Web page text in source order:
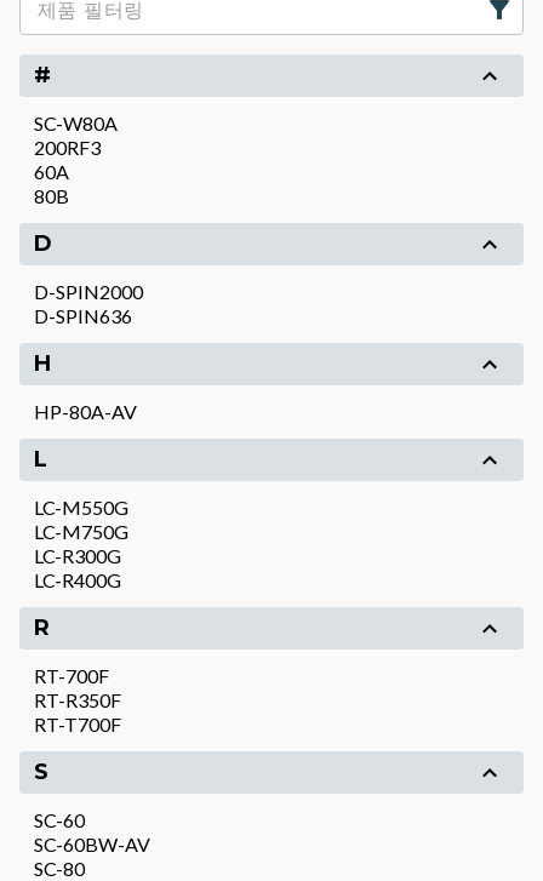
#
SC-W80A
200RF3
60A
80B
D
D-SPIN2000
D-SPIN636
H
HP-80A-AV
L
LC-M550G
LC-M750G
LC-R300G
LC-R400G
R
RT-700F
RT-R350F
RT-T700F
S
SC-60
SC-60BW-AV
SC-80